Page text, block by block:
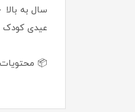
سال به
عیدی کودک
📦